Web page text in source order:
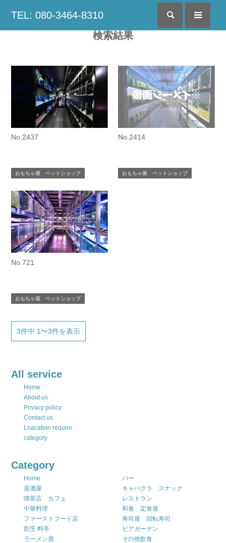
TEL: 080-3464-8310 検索
検索結果
No.2437
おもちゃ屋 ペットショップ
No.2414
おもちゃ屋 ペットショップ
No.721
おもちゃ屋 ペットショップ
3件中 1〜3件を表示
All service
Home
About us
Privacy policy
Contact us
Loacation require
category
Category
Home
バー
居酒屋
キャバクラ スナック
喫茶店 カフェ
レストラン
中華料理
和食 定食屋
ファーストフード店
寿司屋 回転寿司
割烹 料亭
ビアガーデン
ラーメン屋
その他飲食